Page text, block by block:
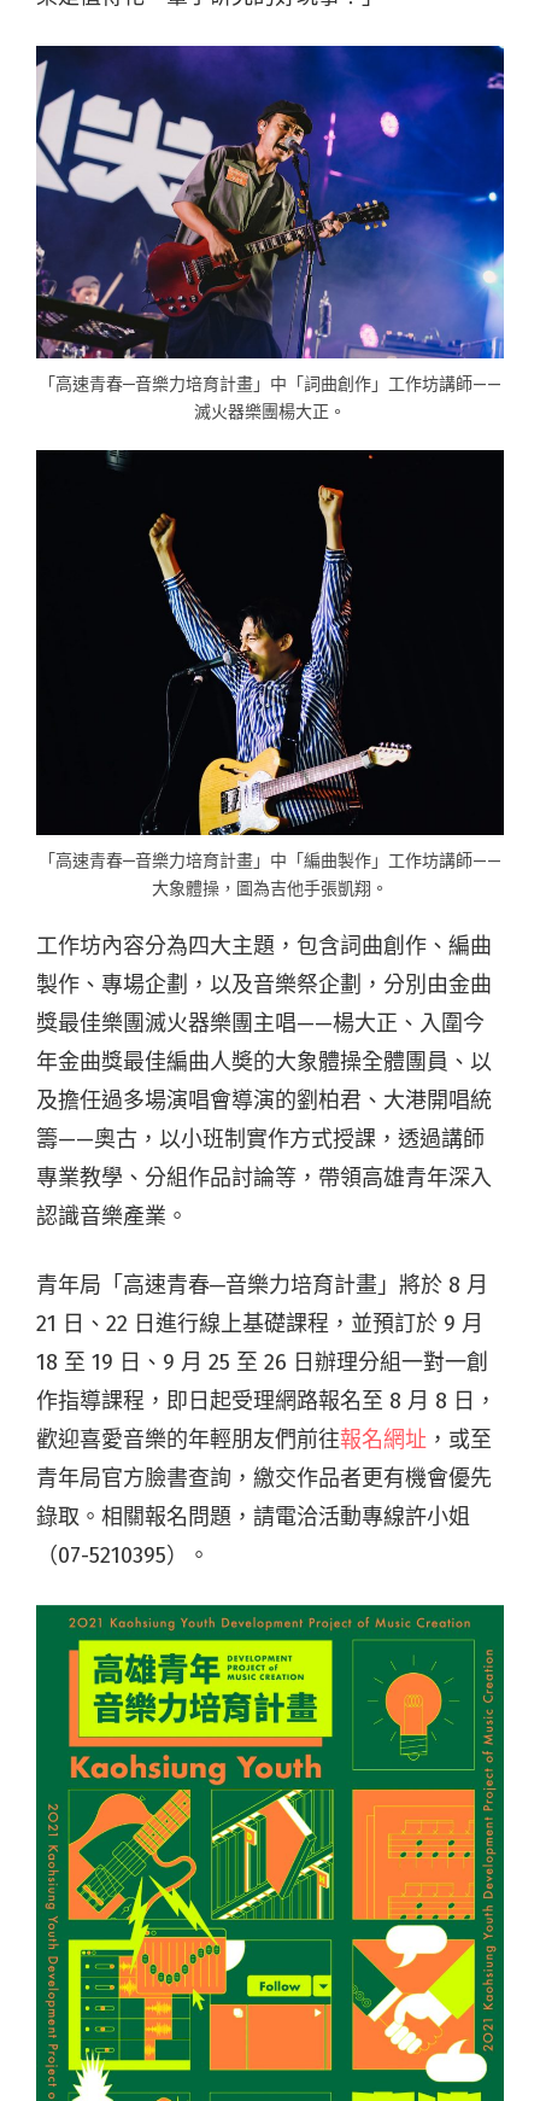
「高速青春─音樂力培育計畫」中「詞曲創作」工作坊講師——
滅火器樂團楊大正。
「高速青春─音樂力培育計畫」中「編曲製作」工作坊講師——
大象體操，圖為吉他手張凱翔。
工作坊內容分為四大主題，包含詞曲創作、編曲
製作、專場企劃，以及音樂祭企劃，分別由金曲
獎最佳樂團滅火器樂團主唱——楊大正、入圍今
年金曲獎最佳編曲人奬的大象體操全體團員、以
及擔任過多場演唱會導演的劉柏君、大港開唱統
籌——奧古，以小班制實作方式授課，透過講師
專業教學、分組作品討論等，帶領高雄青年深入
認識音樂產業。
青年局「高速青春─音樂力培育計畫」將於 8 月
21 日、22 日進行線上基礎課程，並預訂於 9 月
18 至 19 日、9 月 25 至 26 日辦理分組一對一創
作指導課程，即日起受理網路報名至 8 月 8 日，
歡迎喜愛音樂的年輕朋友們前往報名網址 ，或至
青年局官方臉書查詢，繳交作品者更有機會優先
錄取。相關報名問題，請電洽活動專線許小姐
（07-5210395）。